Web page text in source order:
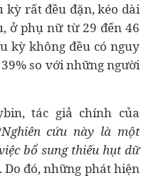
kỳ rất đều đặn, kéo dài
ở phụ nữ từ 29 đến 46
kỳ không đều có nguy
so với những người
tác giả chính của
cứu này là một
bổ sung thiếu hụt dữ
Do đó, những phát hiện